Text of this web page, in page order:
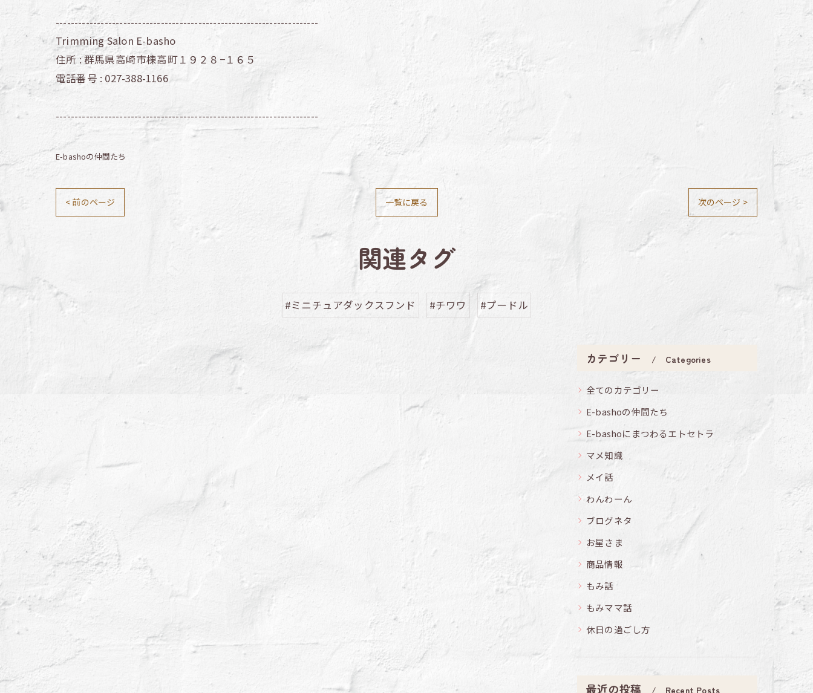
----------------------------------------------------------------------
Trimming Salon E-basho
住所 :群馬県高崎市棟高町１９２８−１６５
電話番号 : 027-388-1166
----------------------------------------------------------------------
E-bashoの仲間たち
< 前のページ 一覧に戻る 次のページ >
関連タグ
#ミニチュアダックスフンド #チワワ #プードル
カテゴリー Categories
全てのカテゴリー
E-bashoの仲間たち
E-bashoにまつわるエトセトラ
マメ知識
メイ話
わんわーん
ブログネタ
お星さま
商品情報
もみ話
もみママ話
休日の過ごし方
最近の投稿 Recent Posts